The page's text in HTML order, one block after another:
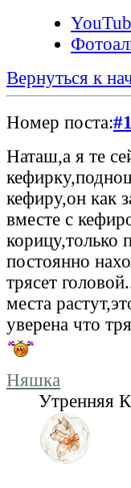
Вернуться к
Номер поста:
Наташ,а я те
кефиру,он как
вместе с
корицу,только
постоянно
трясет
места
уверена что
Няшка
Утренняя